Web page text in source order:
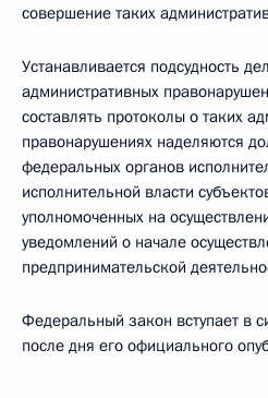
совершение таких
Устанавливается подсудность
административных
составлять протоколы о таких
правонарушениях наделяются
федеральных органов
исполнительной власти
уполномоченных на
уведомлений о начале
предпринимательской
Федеральный закон вступает в
после дня его официального